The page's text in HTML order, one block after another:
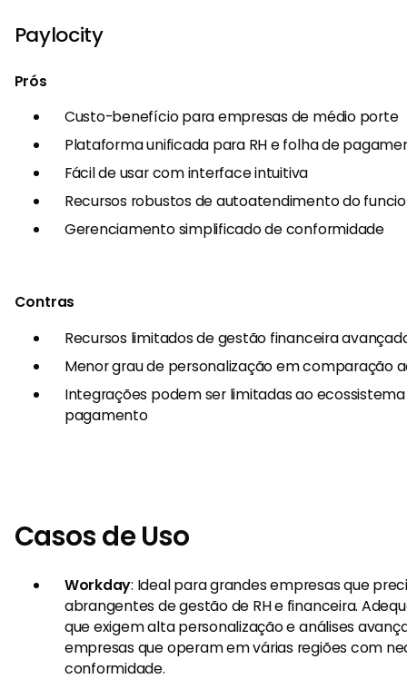
Paylocity
Prós
Custo-benefício para empresas de médio porte
Plataforma unificada para RH e folha de
Fácil de usar com interface intuitiva
Recursos robustos de autoatendimento do
Gerenciamento simplificado de conformidade
Contras
Recursos limitados de gestão financeira
Menor grau de personalização em comparação
Integrações podem ser limitadas ao
pagamento
Casos de Uso
Workday: Ideal para grandes empresas que
abrangentes de gestão de RH e financeira.
que exigem alta personalização e análises
empresas que operam em várias regiões com
conformidade.